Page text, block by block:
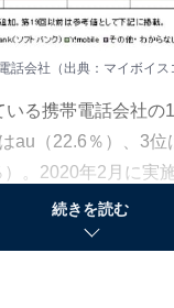
話会社（出典：マイボイス
いる携帯電話会社の
au（22.6％）、3位
。2020年2月に実
りませんでした。
続きを読む